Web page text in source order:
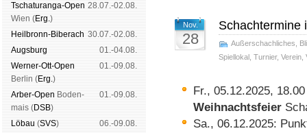
Tschaturanga-Open
Wien (Erg.)
28.07.-02.08.
Heil­bronn-Bi­ber­ach 30.07.-02.08.
Augs­burg
01.-04.08.
Werner-Ott-Open
Ber­lin (Erg.)
01.-09.08.
Arber-Open Boden­
mais (DSB)
01.-09.08.
Lö­bau (SVS)
06.-09.08.
Nov.
28
Schachtermine
Außerschachliches
Spiellokal Turnier, Verein
Fr., 05.12.2025,
Weih­nachts­feier
Sa., 06.12.2025: